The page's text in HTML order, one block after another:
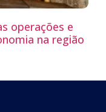
operações e
na região